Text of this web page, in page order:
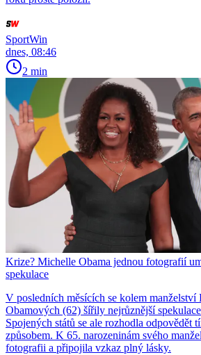
SportWin
dnes, 08:46
2 min
Krize? Michelle Obama jednou fotografií
spekulace
V posledních měsících se kolem
Obamových (62) šířily nejrůznější
Spojených států se ale rozhodla odpovědět
způsobem. K 65. narozeninám svého
fotografii a připojila vzkaz plný lásky.